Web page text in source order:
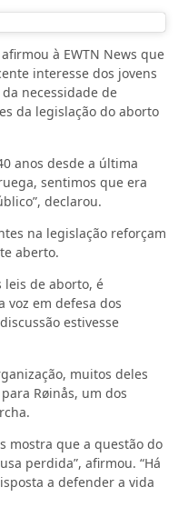
à EWTN News que
interesse dos jovens
necessidade de
da legislação do aborto
anos desde a última
sentimos que era
declarou.
na legislação reforçam
aberto.
leis de aborto, é
em defesa dos
estivesse
muitos deles
Røinås, um dos
mostra que a questão do
perdida”, afirmou. “Há
a defender a vida